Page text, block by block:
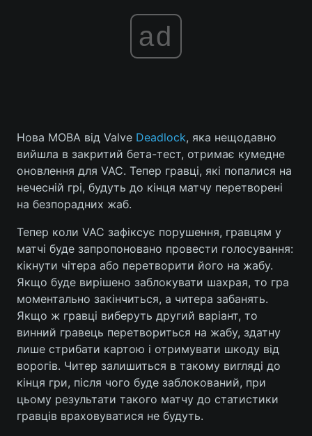
Головна Війна
Україна Політика
Економіка Світ
Спорт
Техно і зв'язок Лайт
Зброя Інциденти
Здоров'я Туризм
ad
Нова MOBA від Valve Deadlock, яка нещодавно
вийшла в закритий бета-тест, отримає кумедне
оновлення для VAC. Тепер гравці, які попалися на
нечесній грі, будуть до кінця матчу перетворені
на безпорадних жаб.
Тепер коли VAC зафіксує порушення, гравцям у
матчі буде запропоновано провести голосування:
кікнути чітера або перетворити його на жабу.
Якщо буде вирішено заблокувати шахрая, то гра
моментально закінчиться, а читера забанять.
Якщо ж гравці виберуть другий варіант, то
винний гравець перетвориться на жабу, здатну
лише стрибати картою і отримувати шкоду від
ворогів. Читер залишиться в такому вигляді до
кінця гри, після чого буде заблокований, при
цьому результати такого матчу до статистики
гравців враховуватися не будуть.